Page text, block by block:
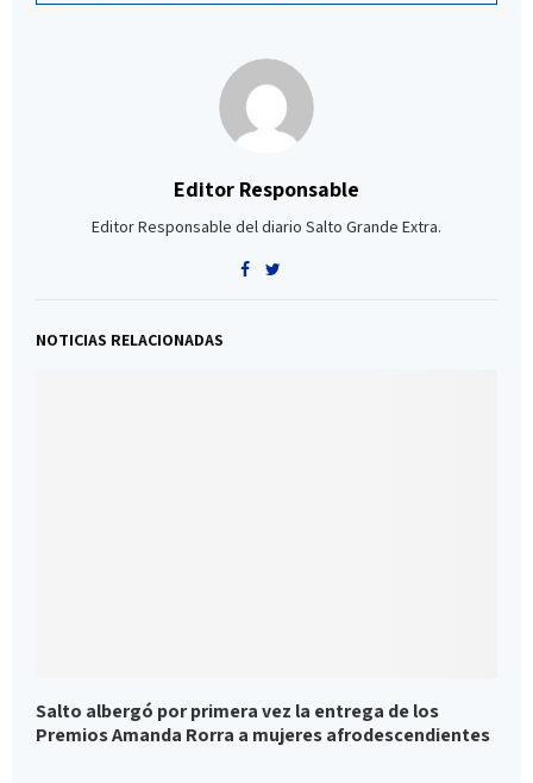
Editor Responsable
Editor Responsable del diario Salto Grande Extra.
NOTICIAS RELACIONADAS
Salto albergó por primera vez la entrega de los
Premios Amanda Rorra a mujeres afrodescendientes